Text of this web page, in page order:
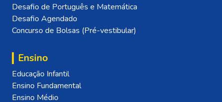
Desafio de Português e Matemática
Desafio Agendado
Concurso de Bolsas (Pré-vestibular)
Ensino
Educação Infantil
Ensino Fundamental
Ensino Médio